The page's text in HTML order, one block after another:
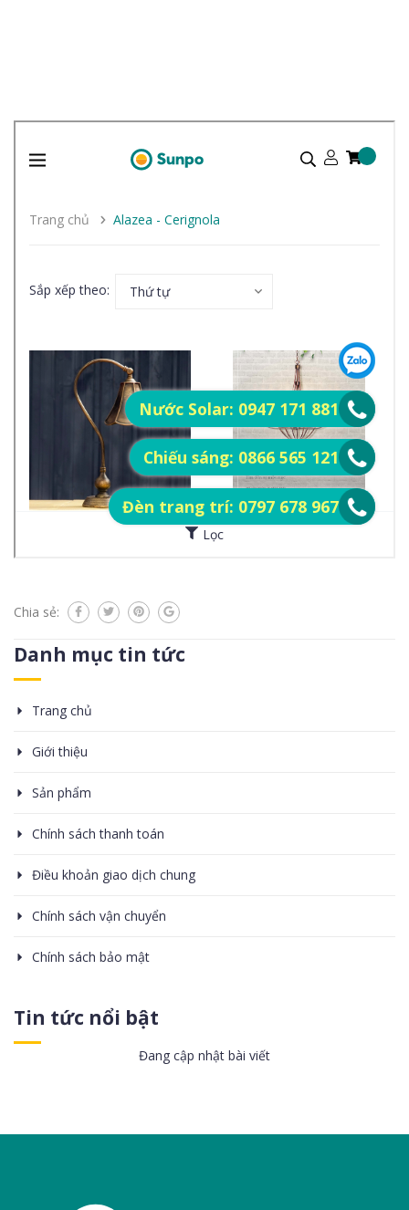
Chia sẻ:
Danh mục tin tức
Trang chủ
Giới thiệu
Sản phẩm
Chính sách thanh toán
Điều khoản giao dịch chung
Chính sách vận chuyển
Chính sách bảo mật
Tin tức nổi bật
Đang cập nhật bài viết